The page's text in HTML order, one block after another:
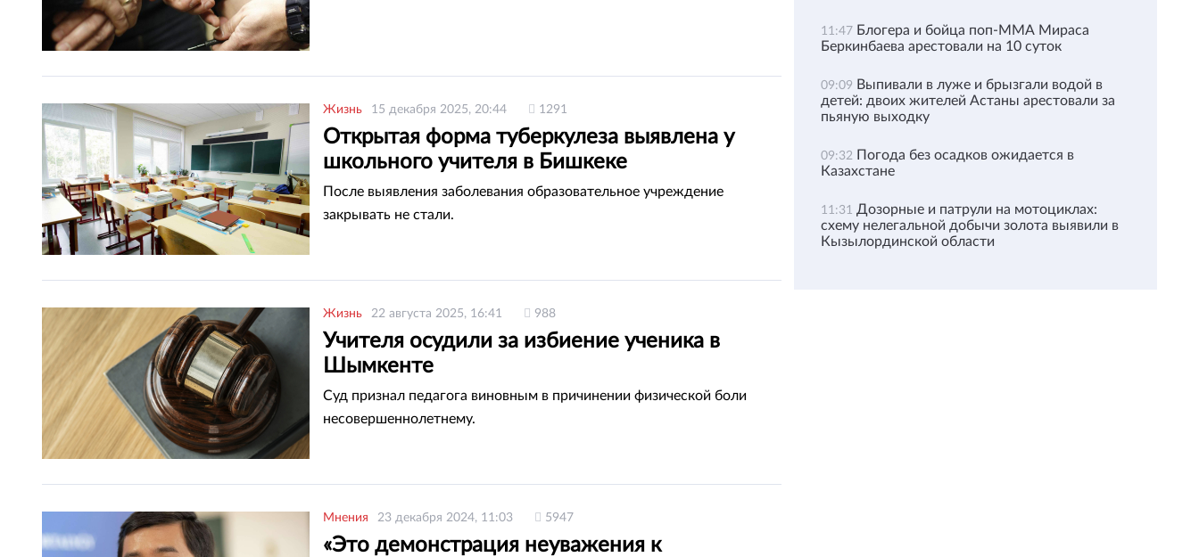
Жизнь 15 декабря 2025, 20:44 1291
Открытая форма туберкулеза выявлена у
школьного учителя в Бишкеке
После выявления заболевания образовательное учреждение
закрывать не стали.
Жизнь 22 августа 2025, 16:41 988
Учителя осудили за избиение ученика в
Шымкенте
Суд признал педагога виновным в причинении физической боли
несовершеннолетнему.
Мнения 23 декабря 2024, 11:03 5947
«Это демонстрация неуважения к
11:47 Блогера и бойца поп-ММА Мираса
Беркинбаева арестовали на 10 суток
09:09 Выпивали в луже и брызгали водой в
детей: двоих жителей Астаны арестовали за
пьяную выходку
09:32 Погода без осадков ожидается в
Казахстане
11:31 Дозорные и патрули на мотоциклах:
схему нелегальной добычи золота выявили в
Кызылординской области